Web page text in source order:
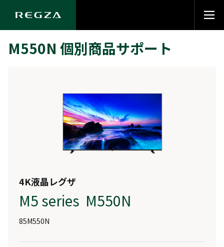
M550N 個別商品サポート
4K液晶レグザ
M5 series M550N
85M550N